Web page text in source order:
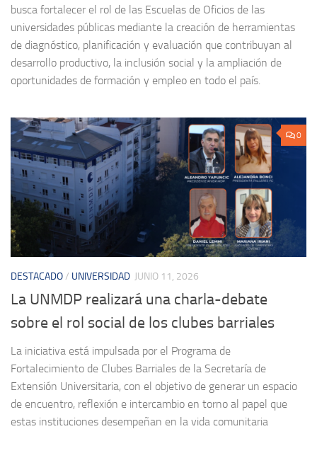
busca fortalecer el rol de las Escuelas de Oficios de las
universidades públicas mediante la creación de herramientas
de diagnóstico, planificación y evaluación que contribuyan al
desarrollo productivo, la inclusión social y la ampliación de
oportunidades de formación y empleo en todo el país.
0
DESTACADO/ UNIVERSIDAD JUNIO 11, 2026
La UNMDP realizará una charla-debate
sobre el rol social de los clubes barriales
La iniciativa está impulsada por el Programa de
Fortalecimiento de Clubes Barriales de la Secretaría de
Extensión Universitaria, con el objetivo de generar un espacio
de encuentro, reflexión e intercambio en torno al papel que
estas instituciones desempeñan en la vida comunitaria